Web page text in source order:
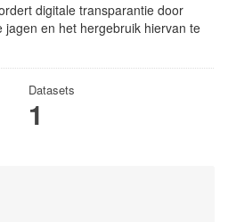
digitale transparantie door
en het hergebruik hiervan te
Datasets
1